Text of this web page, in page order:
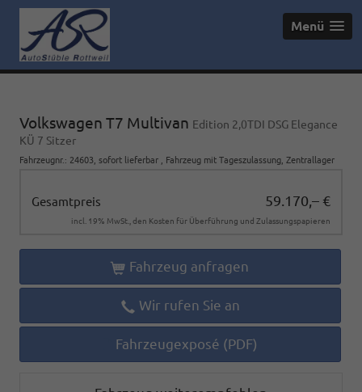
Menü
Volkswagen T7 Multivan Edition 2,0TDI DSG Elegance
KÜ 7 Sitzer
Fahrzeugnr. : 24603 sofort lieferbar Fahrzeug mit Tageszulassung , Zentrallager
Gesamtpreis 59.170,– €
incl. 19% MwSt., den Kosten für Überführung und Zulassungspapieren
Fahrzeug anfragen
Wir rufen Sie an
Fahrzeugexposé (PDF)